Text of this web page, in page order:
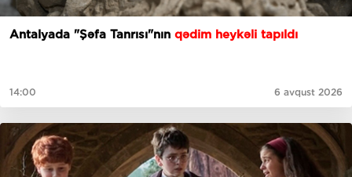
Antalyada "Şəfa Tanrısı"nın qədim heykəli tapıldı
14:00 6 avqust 2026